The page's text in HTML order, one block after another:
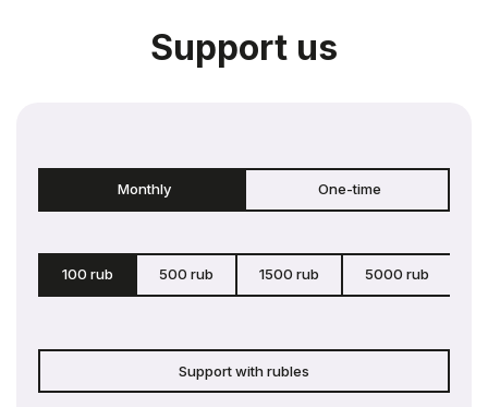
Support us
Monthly One-time
100 rub 500 rub 1500 rub 5000 rub
Support with rubles